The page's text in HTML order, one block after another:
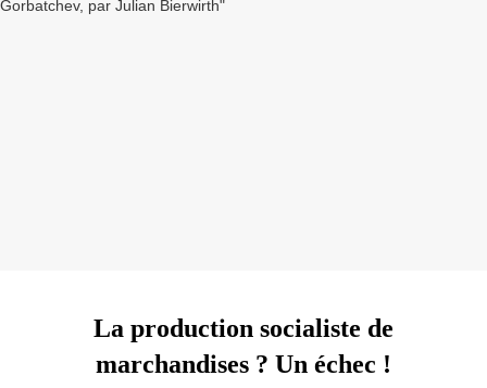
La production socialiste de
marchandises ? Un échec !